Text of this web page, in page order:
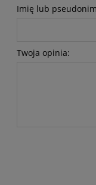
Imię lub
Twoja opinia: